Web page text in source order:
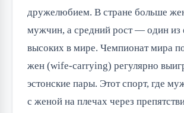
дружелюбием. В стране больше
мужчин, а средний рост — один из
высоких в мире. Чемпионат мира
жен (wife-carrying) регулярно
эстонские пары. Этот спорт, где
с женой на плечах через